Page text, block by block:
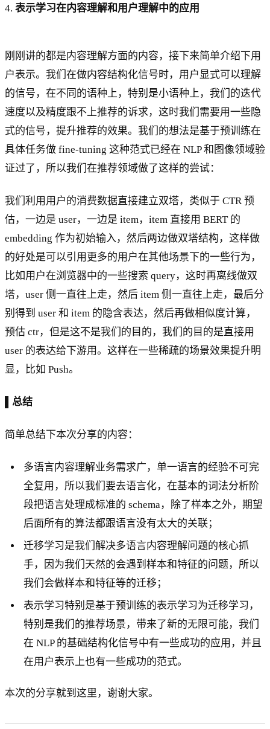
4. 表示学习在内容理解和用户理解中的应用
刚刚讲的都是内容理解方面的内容，接下来简单介绍下用
户表示。我们在做内容结构化信号时，用户显式可以理解
的信号，在不同的语种上，特别是小语种上，我们的迭代
速度以及精度跟不上推荐的诉求，这时我们需要用一些隐
式的信号，提升推荐的效果。我们的想法是基于预训练在
具体任务做 fine-tuning 这种范式已经在 NLP 和图像领域验
证过了，所以我们在推荐领域做了这样的尝试：
我们利用用户的消费数据直接建立双塔，类似于 CTR 预
估，一边是 user，一边是 item，item 直接用 BERT 的
embedding 作为初始输入，然后两边做双塔结构，这样做
的好处是可以引用更多的用户在其他场景下的一些行为，
比如用户在浏览器中的一些搜索 query，这时再离线做双
塔，user 侧一直往上走，然后 item 侧一直往上走，最后分
别得到 user 和 item 的隐含表达，然后再做相似度计算，
预估 ctr，但是这不是我们的目的，我们的目的是直接用
user 的表达给下游用。这样在一些稀疏的场景效果提升明
显，比如 Push。
▌总结
简单总结下本次分享的内容：
多语言内容理解业务需求广，单一语言的经验不可完
全复用，所以我们要去语言化，在基本的词法分析阶
段把语言处理成标准的 schema，除了样本之外，期望
后面所有的算法都跟语言没有太大的关联；
迁移学习是我们解决多语言内容理解问题的核心抓
手，因为我们天然的会遇到样本和特征的问题，所以
我们会做样本和特征等的迁移；
表示学习特别是基于预训练的表示学习为迁移学习，
特别是我们的推荐场景，带来了新的无限可能，我们
在 NLP 的基础结构化信号中有一些成功的应用，并且
在用户表示上也有一些成功的范式。
本次的分享就到这里，谢谢大家。